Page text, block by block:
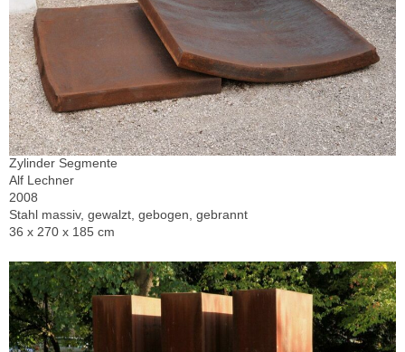
Zylinder Segmente
Alf Lechner
2008
Stahl massiv, gewalzt, gebogen, gebrannt
36 x 270 x 185 cm